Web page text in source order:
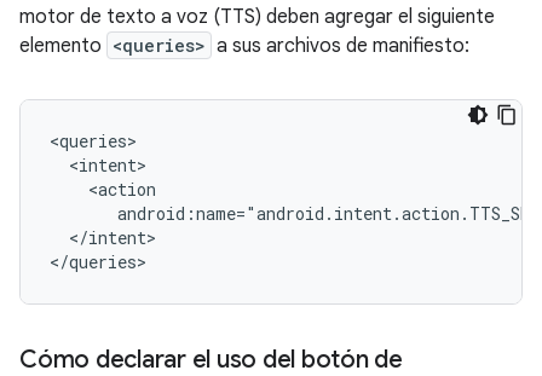
motor de texto a voz (TTS) deben agregar el siguiente
elemento <queries> a sus archivos de manifiesto:
</intent>
</queries>
Cómo declarar el uso del botón de